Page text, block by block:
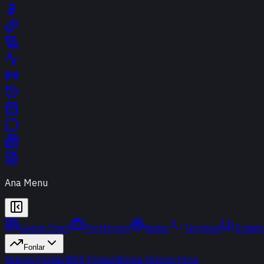
Ana Menu
Günün Özeti Portföyüm Radar Terminal
Fonlar
Yatırım FonlarıBES FonlarıBorsa Yatırım Fonu